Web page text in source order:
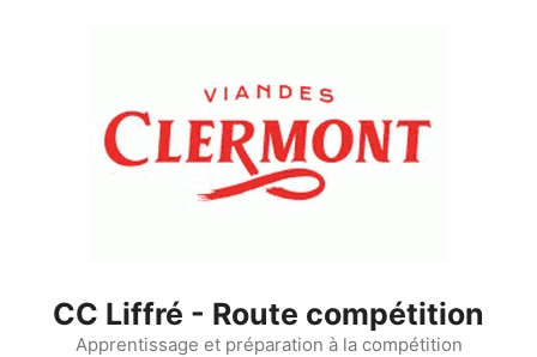
CC Liffré - Route compétition
Apprentissage et préparation à la compétition